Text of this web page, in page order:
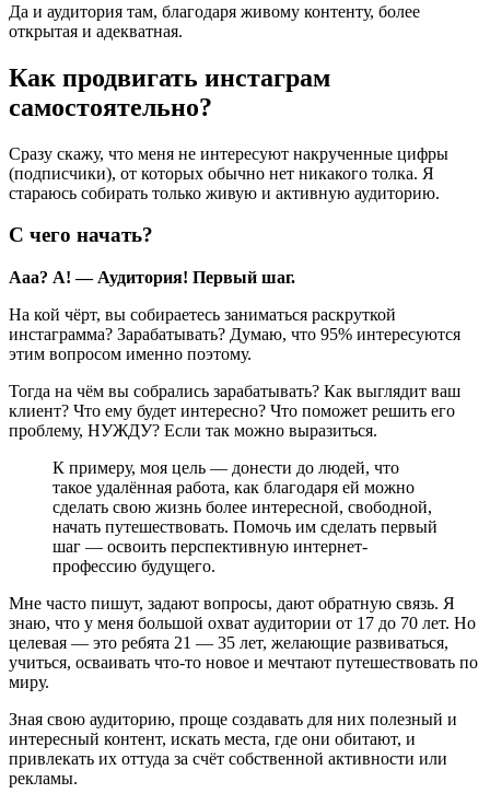
Да и аудитория там, благодаря живому контенту, более
открытая и адекватная.
Как продвигать инстаграм
самостоятельно?
Сразу скажу, что меня не интересуют накрученные цифры
(подписчики), от которых обычно нет никакого толка. Я
стараюсь собирать только живую и активную аудиторию.
С чего начать?
Ааа? А! — Аудитория! Первый шаг.
На кой чёрт, вы собираетесь заниматься раскруткой
инстаграмма? Зарабатывать? Думаю, что 95% интересуются
этим вопросом именно поэтому.
Тогда на чём вы собрались зарабатывать? Как выглядит ваш
клиент? Что ему будет интересно? Что поможет решить его
проблему, НУЖДУ? Если так можно выразиться.
К примеру, моя цель — донести до людей, что
такое удалённая работа, как благодаря ей можно
сделать свою жизнь более интересной, свободной,
начать путешествовать. Помочь им сделать первый
шаг — освоить перспективную интернет-
профессию будущего.
Мне часто пишут, задают вопросы, дают обратную связь. Я
знаю, что у меня большой охват аудитории от 17 до 70 лет. Но
целевая — это ребята 21 — 35 лет, желающие развиваться,
учиться, осваивать что-то новое и мечтают путешествовать по
миру.
Зная свою аудиторию, проще создавать для них полезный и
интересный контент, искать места, где они обитают, и
привлекать их оттуда за счёт собственной активности или
рекламы.